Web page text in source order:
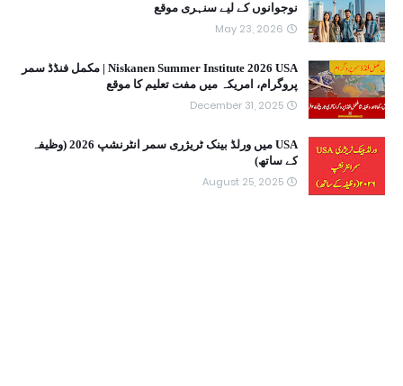
نوجوانوں کے لیے سنہری موقع
May 23, 2026
Niskanen Summer Institute 2026 USA | مکمل فنڈڈ سمر
پروگرام، امریکہ میں مفت تعلیم کا موقع
December 31, 2025
USA میں ورلڈ بینک ٹریژری سمر انٹرنشپ 2026 (وظیفہ
کے ساتھ)
August 25, 2025